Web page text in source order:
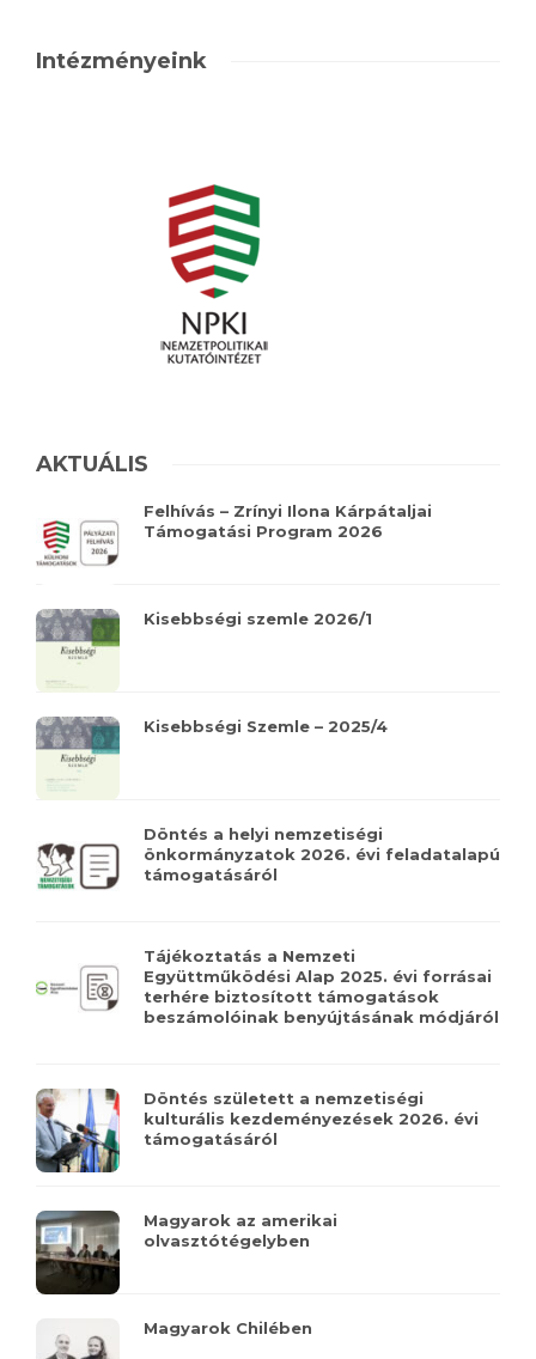
Intézményeink
AKTUÁLIS
Felhívás – Zrínyi Ilona Kárpátaljai
Támogatási Program 2026
Kisebbségi szemle 2026/1
Kisebbségi Szemle – 2025/4
Döntés a helyi nemzetiségi
önkormányzatok 2026. évi feladatalapú
támogatásáról
Tájékoztatás a Nemzeti
Együttműködési Alap 2025. évi forrásai
terhére biztosított támogatások
beszámolóinak benyújtásának módjáról
Döntés született a nemzetiségi
kulturális kezdeményezések 2026. évi
támogatásáról
Magyarok az amerikai
olvasztótégelyben
Magyarok Chilében